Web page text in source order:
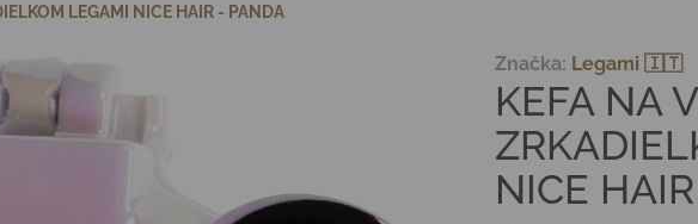
LEGAMI NICE HAIR - PANDA
KEFA NA
NICE
Značka: Legami 🇮🇹